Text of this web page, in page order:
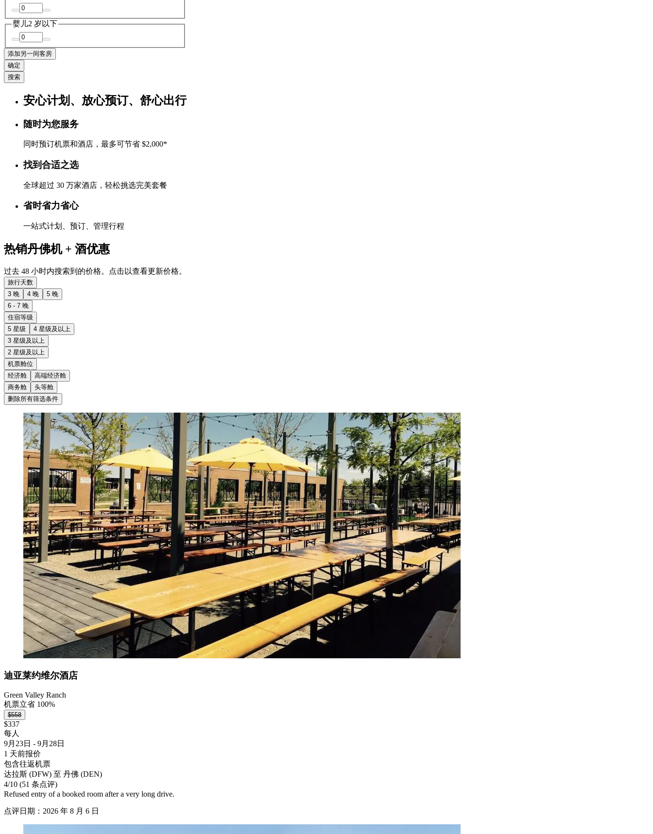
婴儿2 岁以下
添加另一间客房
确定
搜索
安心计划、放心预订、舒心出行
随时为您服务
同时预订机票和酒店，最多可节省 $2,000*
找到合适之选
全球超过 30 万家酒店，轻松挑选完美套餐
省时省力省心
一站式计划、预订、管理行程
热销丹佛机 + 酒优惠
过去 48 小时内搜索到的价格。点击以查看更新价格。
旅行天数
3 晚
4 晚
5 晚
6 - 7 晚
住宿等级
5 星级
4 星级及以上
3 星级及以上
2 星级及以上
机票舱位
经济舱
高端经济舱
商务舱
头等舱
删除所有筛选条件
迪亚莱约维尔酒店
Green Valley Ranch
机票立省 100%
$558
$337
每人
9月23日 - 9月28日
1 天前报价
包含往返机票
达拉斯 (DFW) 至 丹佛 (DEN)
4/10 (51 条点评)
Refused entry of a booked room after a very long drive.
点评日期：2026 年 8 月 6 日